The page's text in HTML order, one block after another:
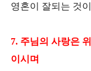
영혼이 잘되는 것
7. 주님의 사랑은
이시며